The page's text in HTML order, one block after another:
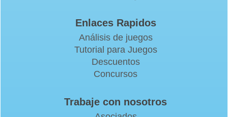
Enlaces Rapidos
Análisis de juegos
Tutorial para Juegos
Descuentos
Concursos
Trabaje con nosotros